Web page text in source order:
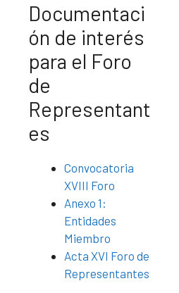
Documentaci
ón de interés
para el Foro
de
Representant
es
Convocatoria
XVIII Foro
Anexo 1:
Entidades
Miembro
Acta XVI Foro de
Representantes